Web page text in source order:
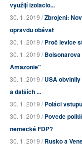
využijí izolacio...
30. 1. 2019 /Zbrojení:
opravdu obávat
30. 1. 2019 /Proč levice
30. 1. 2019 /
Amazonie"
30. 1. 2019 /USA
a dalších ...
30. 1. 2019 /Poláci
30. 1. 2019 /Povede
německé FDP?
30. 1. 2019 /Rusko a